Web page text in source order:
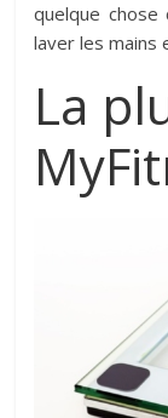
quelque chose
laver les mains
La